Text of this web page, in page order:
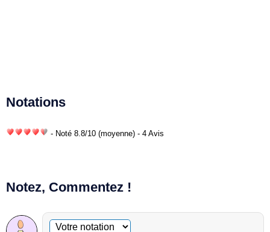
Notations
- Noté 8.8/10 (moyenne) - 4 Avis
Notez, Commentez !
Commentaire facultatif
Votre notation